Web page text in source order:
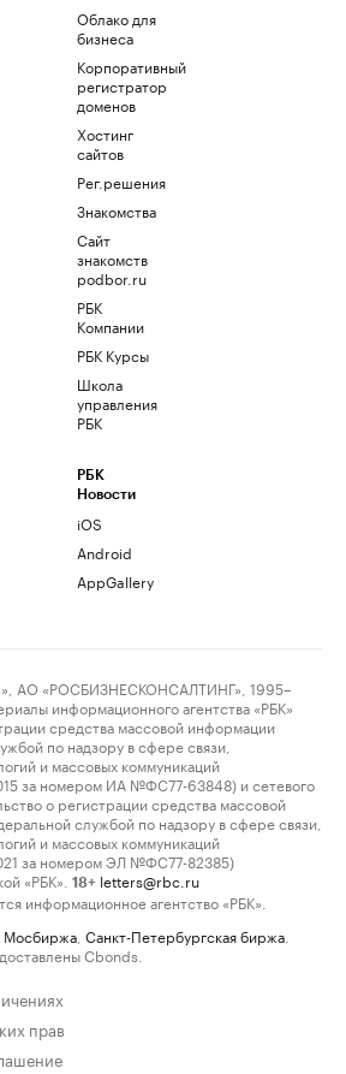
Облако для
бизнеса
Корпоративный
регистратор
доменов
Хостинг
сайтов
Рег.решения
Знакомства
Сайт
знакомств
podbor.ru
РБК
Компании
РБК Курсы
Школа
управления
РБК
РБК
Новости
iOS
Android
AppGallery
АО «РОСБИЗНЕСКОНСАЛТИНГ», 1995–
информационного агентства «РБК»
средства массовой информации
по надзору в сфере связи,
и массовых коммуникаций
за номером ИА №ФС77-63848) и сетевого
о регистрации средства массовой
службой по надзору в сфере связи,
и массовых коммуникаций
за номером ЭЛ №ФС77-82385)
«РБК».
18+ letters@rbc.ru
информационное агентство «РБК».
Мосбиржа Санкт-Петербургская биржа
Cbonds.
прав